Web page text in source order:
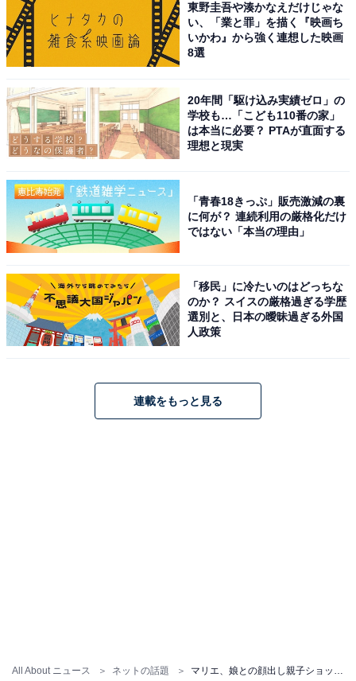
All About ニュース ネットの話題
東野圭吾や湊かなえだけじゃな
い、「業と罪」を描く『映画ち
いかわ』から強く連想した映画
8選
20年間「駆け込み実績ゼロ」の
学校も…「こども110番の家」
は本当に必要？ PTAが直面する
理想と現実
「青春18きっぷ」販売激減の裏
に何が？ 連続利用の厳格化だけ
ではない「本当の理由」
「移民」に冷たいのはどっちな
のか？ スイスの厳格過ぎる学歴
選別と、日本の曖昧過ぎる外国
人政策
連載をもっと見る